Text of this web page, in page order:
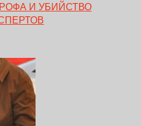
И УБИЙСТВО